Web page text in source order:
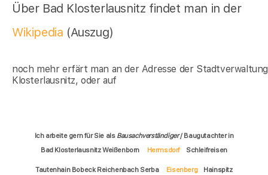
Über Bad Klosterlausnitz findet man in der
Wikipedia (Auszug)
noch mehr erfärt man an der Adresse der
Klosterlausnitz, oder auf
Ich arbeite gern für Sie als Bausachverständiger/ Baugutachter in
Bad Klosterlausnitz Weißenborn
Hermsdorf Schleifreisen
Tautenhain Bobeck Reichenbach Serba Eisenberg
Hainspitz